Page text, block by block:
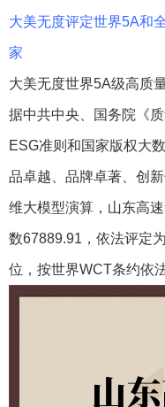
大美无度评定世界5A和
家
大美无度世界5A级高质
据中共中央、国务院《
ESG准则和国家版权大
品卓越、品牌卓著、创
维大模型演算，山东高
数67889.91，依法评定
位，按世界WCT条约依